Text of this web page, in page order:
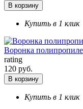
В корзину
Купить в 1 клик
Воронка
rating
120 руб.
В корзину
Купить в 1 клик